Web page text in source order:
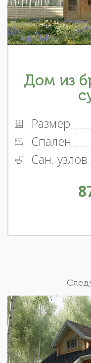
Дом из
Размер
Спален
Сан. узлов